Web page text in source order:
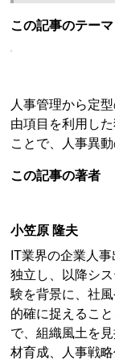
この記事のテー
人事管理から定
由項目を利用し
ことで、人事異
この記事の著者
小笠原 隆夫
IT業界の企業人
独立し、以降シ
験を背景に、社
的確に捉えるこ
で、組織風土を
材育成、人事戦